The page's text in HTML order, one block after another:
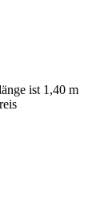
ist 1,40 m